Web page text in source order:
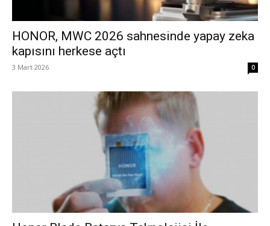
HONOR, MWC 2026 sahnesinde yapay zeka
kapısını herkese açtı
3 Mart 2026 0